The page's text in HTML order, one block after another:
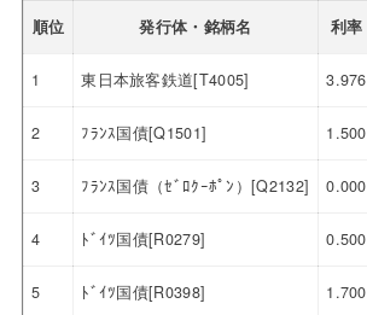
順位 発行体・銘柄名 利率
1 東日本旅客鉄道[T4005] 3.976
2 ﾌﾗﾝｽ国債[Q1501] 1.500
3 ﾌﾗﾝｽ国債（ｾﾞﾛｸｰﾎﾟﾝ）[Q2132] 0.000
4 ﾄﾞｲﾂ国債[R0279] 0.500
5 ﾄﾞｲﾂ国債[R0398] 1.700